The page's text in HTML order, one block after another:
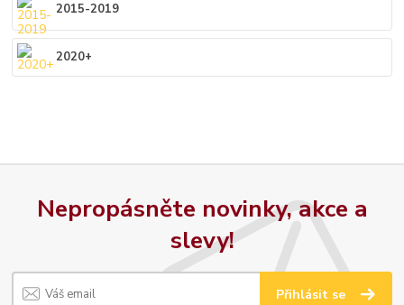
2015-2019
2020+
Nepropásněte novinky, akce a
slevy!
Přihlásit se